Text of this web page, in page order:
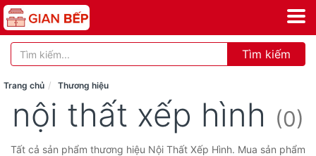
Tìm kiếm
Trang chủ Thương hiệu
nội thất xếp hình (0)
Tất cả sản phẩm thương hiệu Nội Thất Xếp Hình. Mua sản phẩm